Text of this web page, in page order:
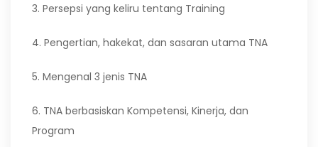
3. Persepsi yang keliru tentang Training
4. Pengertian, hakekat, dan sasaran utama TNA
5. Mengenal 3 jenis TNA
6. TNA berbasiskan Kompetensi, Kinerja, dan
Program